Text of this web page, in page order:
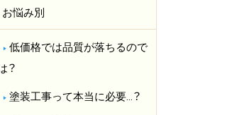
お悩み別
低価格では品質が落ちるので
？​
塗装工事って本当に必要…？​